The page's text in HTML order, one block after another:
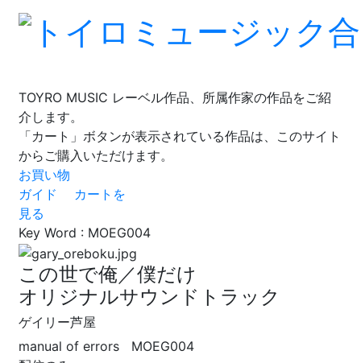
TOYRO MUSIC レーベル作品、所属作家の作品をご紹
介します。
「カート」ボタンが表示されている作品は、このサイト
からご購入いただけます。
お買い物
ガイド
カートを
見る
Key Word : MOEG004
この世で俺／僕だけ
オリジナルサウンドトラック
ゲイリー芦屋
manual of errors MOEG004